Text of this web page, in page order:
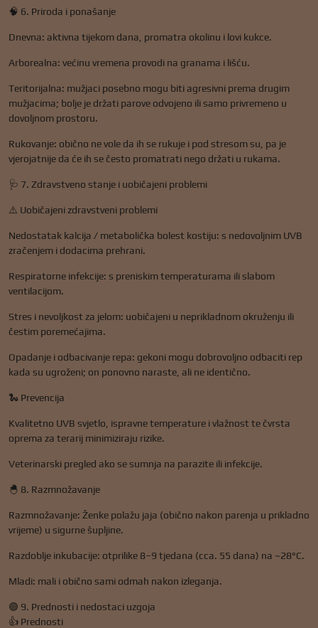
🧠 6. Priroda i ponašanje
Dnevna: aktivna tijekom dana, promatra okolinu i lovi kukce.
Arborealna: većinu vremena provodi na granama i lišću.
Teritorijalna: mužjaci posebno mogu biti agresivni prema drugim
mužjacima; bolje je držati parove odvojeno ili samo privremeno u
dovoljnom prostoru.
Rukovanje: obično ne vole da ih se rukuje i pod stresom su, pa je
vjerojatnije da će ih se često promatrati nego držati u rukama.
🩺 7. Zdravstveno stanje i uobičajeni problemi
⚠️ Uobičajeni zdravstveni problemi
Nedostatak kalcija / metabolička bolest kostiju: s nedovoljnim UVB
zračenjem i dodacima prehrani.
Respiratorne infekcije: s preniskim temperaturama ili slabom
ventilacijom.
Stres i nevoljkost za jelom: uobičajeni u neprikladnom okruženju ili
čestim poremećajima.
Opadanje i odbacivanje repa: gekoni mogu dobrovoljno odbaciti rep
kada su ugroženi; on ponovno naraste, ali ne identično.
🐍 Prevencija
Kvalitetno UVB svjetlo, ispravne temperature i vlažnost te čvrsta
oprema za terarij minimiziraju rizike.
Veterinarski pregled ako se sumnja na parazite ili infekcije.
🐣 8. Razmnožavanje
Razmnožavanje: Ženke polažu jaja (obično nakon parenja u prikladno
vrijeme) u sigurne šupljine.
Razdoblje inkubacije: otprilike 8–9 tjedana (cca. 55 dana) na ~28°C.
Mladi: mali i obično sami odmah nakon izleganja.
🟢 9. Prednosti i nedostaci uzgoja
👍 Prednosti